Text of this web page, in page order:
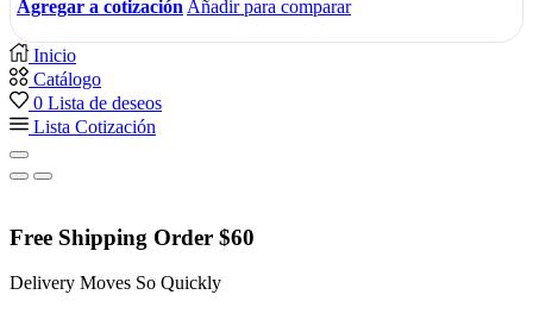
Agregar a cotización Añadir para comparar
Inicio
Catálogo
0 Lista de deseos
Lista Cotización
Free Shipping Order $60
Delivery Moves So Quickly